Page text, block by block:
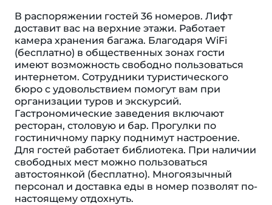
В распоряжении гостей 36 номеров. Лифт
доставит вас на верхние этажи. Работает
камера хранения багажа. Благодаря WiFi
(бесплатно) в общественных зонах гости
имеют возможность свободно пользоваться
интернетом. Сотрудники туристического
бюро с удовольствием помогут вам при
организации туров и экскурсий.
Гастрономические заведения включают
ресторан, столовую и бар. Прогулки по
гостиничному парку поднимут настроение.
Для гостей работает библиотека. При наличии
свободных мест можно пользоваться
автостоянкой (бесплатно). Многоязычный
персонал и доставка еды в номер позволят по-
настоящему отдохнуть.